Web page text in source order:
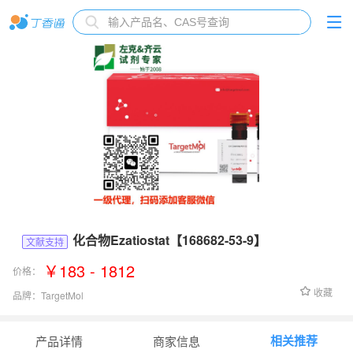
文献支持 化合物Ezatiostat【168682-53-9】
价格： ￥183 - 1812
品牌： TargetMol 收藏
产品详情 商家信息 相关推荐